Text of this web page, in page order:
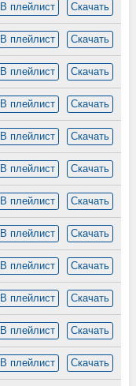
В плейлист Скачать
В плейлист Скачать
В плейлист Скачать
В плейлист Скачать
В плейлист Скачать
В плейлист Скачать
В плейлист Скачать
В плейлист Скачать
В плейлист Скачать
В плейлист Скачать
В плейлист Скачать
В плейлист Скачать